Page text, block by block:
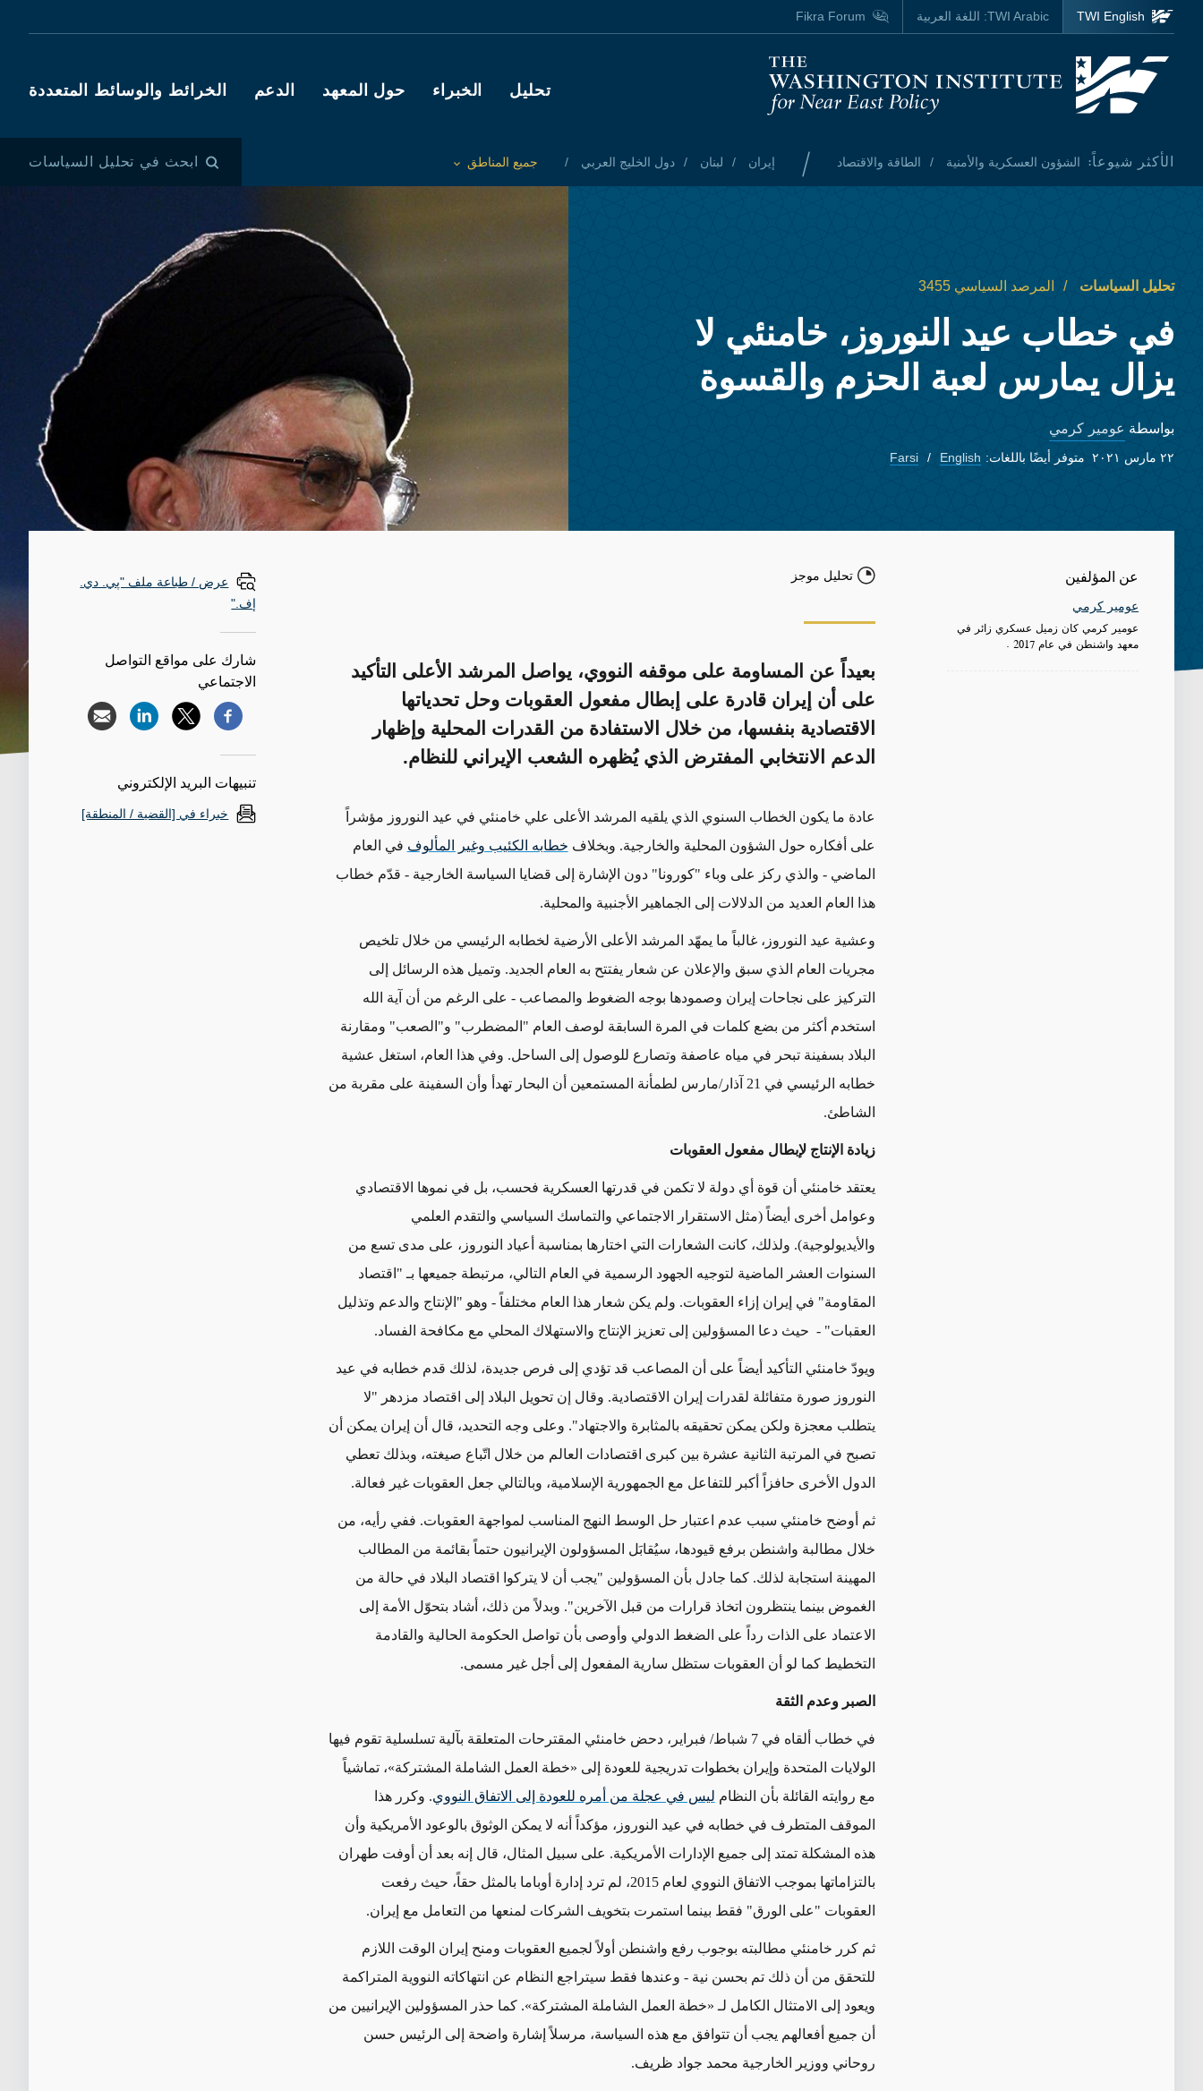
Skip to main content
Homepage
Main navigation
تحليل الخبراء حول المعهد الدعم الخرائط والوسائط المتعددة
الأكثر شيوعاً: الشؤون العسكرية والأمنية الطاقة والاقتصاد / إيران لبنان دول الخليج العربي
Toggle List of
جميع المناطق ابحث في تحليل السياسات
TWI English
TWI Arabic: اللغة العربية Fikra Forum
تحليل السياسات المرصد السياسي 3455
في خطاب عيد النوروز، خامنئي لا
يزال يمارس لعبة الحزم والقسوة
بواسطة عومير كرمي
٢٢ مارس ٢٠٢١ متوفر أيضًا باللغات: English
Farsi
عن المؤلفين
عومير كرمي
عومير كرمي كان زميل عسكري زائر في
معهد واشنطن في عام 2017 .
تحليل موجز
بعيداً عن المساومة على موقفه النووي، يواصل المرشد الأعلى التأكيد
على أن إيران قادرة على إبطال مفعول العقوبات وحل تحدياتها
الاقتصادية بنفسها، من خلال الاستفادة من القدرات المحلية وإظهار
الدعم الانتخابي المفترض الذي يُظهره الشعب الإيراني للنظام.
عادة ما يكون الخطاب السنوي الذي يلقيه المرشد الأعلى علي خامنئي في عيد النوروز مؤشراً
على أفكاره حول الشؤون المحلية والخارجية. وبخلاف خطابه الكئيب وغير المألوف في العام
الماضي- والذي ركز على وباء "كورونا" دون الإشارة إلى قضايا السياسة الخارجية - قدّم خطاب
هذا العام العديد من الدلالات إلى الجماهير الأجنبية والمحلية.
وعشية عيد النوروز، غالباً ما يمهّد المرشد الأعلى الأرضية لخطابه الرئيسي من خلال تلخيص
مجريات العام الذي سبق والإعلان عن شعار يفتتح به العام الجديد. وتميل هذه الرسائل إلى
التركيز على نجاحات إيران وصمودها بوجه الضغوط والمصاعب - على الرغم من أن آية الله
استخدم أكثر من بضع كلمات في المرة السابقة لوصف العام "المضطرب" و"الصعب" ومقارنة
البلاد بسفينة تبحر في مياه عاصفة وتصارع للوصول إلى الساحل. وفي هذا العام، استغل عشية
خطابه الرئيسي في 21 آذار/مارس لطمأنة المستمعين أن البحار تهدأ وأن السفينة على مقربة من
الشاطئ.
زيادة الإنتاج لإبطال مفعول العقوبات
يعتقد خامنئي أن قوة أيدولة لا تكمن في قدرتها العسكرية فحسب، بل في نموها الاقتصادي
وعوامل أخرى أيضاً(مثل الاستقرار الاجتماعي والتماسك السياسي والتقدم العلمي
والأيديولوجية). ولذلك، كانت الشعارات التي اختارها بمناسبة أعياد النوروز، على مدى تسع من
السنوات العشر الماضية لتوجيه الجهود الرسمية في العام التالي، مرتبطة جميعها بـ "اقتصاد
المقاومة" في إيران إزاء العقوبات. ولم يكن شعار هذا العام مختلفاً - وهو "الإنتاج والدعم وتذليل
العقبات" - حيث دعا المسؤولين إلى تعزيز الإنتاج والاستهلاك المحلي مع مكافحة الفساد.
ويودّ خامنئي التأكيد أيضاً على أن المصاعب قد تؤدي إلى فرص جديدة، لذلك قدم خطابه في عيد
النوروز صورة متفائلة لقدرات إيران الاقتصادية. وقال إن تحويل البلاد إلى اقتصاد مزدهر "لا
يتطلب معجزة ولكن يمكن تحقيقه بالمثابرة والاجتهاد". وعلى وجه التحديد، قال أن إيران يمكن أن
تصبح في المرتبة الثانية عشرة بين كبرى اقتصادات العالم من خلال اتّباع صيغته، وبذلك تعطي
الدول الأخرى حافزاً أكبر للتفاعل مع الجمهورية الإسلامية، وبالتالي جعل العقوبات غير فعالة.
ثم أوضح خامنئي سبب عدم اعتبار حل الوسط النهج المناسب لمواجهة العقوبات. ففي رأيه، من
خلال مطالبة واشنطن برفع قيودها، سيُقابَل المسؤولون الإيرانيون حتماً بقائمة من المطالب
المهينة استجابة لذلك. كما جادل بأن المسؤولين "يجب أن لا يتركوا اقتصاد البلاد في حالة من
الغموض بينما ينتظرون اتخاذ قرارات من قبل الآخرين". وبدلاً من ذلك، أشاد بتحوّل الأمة إلى
الاعتماد على الذات رداً على الضغط الدولي وأوصى بأن تواصل الحكومة الحالية والقادمة
التخطيط كما لو أن العقوبات ستظل سارية المفعول إلى أجل غير مسمى.
الصبر وعدم الثقة
في خطاب ألقاه في 7 شباط/ فبراير، دحض خامنئي
المقترحات المتعلقة بآلية تسلسلية تقوم فيها
الولايات المتحدة وإيران بخطوات تدريجية للعودة إلى «خطة العمل الشاملة المشتركة»، تماشياً
مع روايته القائلة بأن النظام ليس في عجلة من أمره للعودة إلى الاتفاق النووي. وكررهذا
الموقف المتطرف في خطابه في عيد النوروز ، مؤكداً أنه لا يمكن الوثوق بالوعود الأمريكية وأن
هذه المشكلة تمتد إلى جميع الإدارات الأمريكية. على سبيل المثال، قال إنه بعد أن أوفت طهران
بالتزاماتها بموجب الاتفاق النووي لعام 2015، لم ترد إدارة أوباما بالمثل حقاً، حيث رفعت
العقوبات "على الورق" فقط بينما استمرت بتخويف الشركات لمنعها من التعامل مع إيران.
ثم كرر خامنئي مطالبته بوجوب رفع واشنطن أولاً لجميع العقوبات ومنح إيران الوقت اللازم
للتحقق من أن ذلك تم بحسن نية - وعندها فقط سيتراجع النظام عن انتهاكاته النووية المتراكمة
ويعود إلى الامتثال الكامل لـ «خطة العمل الشاملة المشتركة». كما حذر المسؤولين الإيرانيين من
أن جميع أفعالهم يجب أن تتوافق مع هذه السياسة، مرسلاً إشارة واضحة إلى الرئيس حسن
روحاني ووزير الخارجية محمد جواد ظريف.
عرض / طباعة ملف "پي. دي.
إف."
شارك على مواقع التواصل
الاجتماعي
تنبيهات البريد الإلكتروني
خبراء في [القضية / المنطقة]